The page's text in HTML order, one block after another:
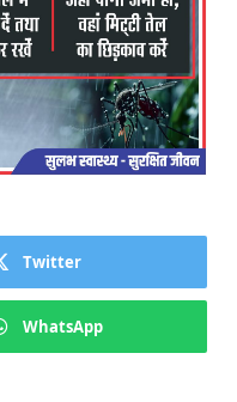
Twitter
WhatsApp